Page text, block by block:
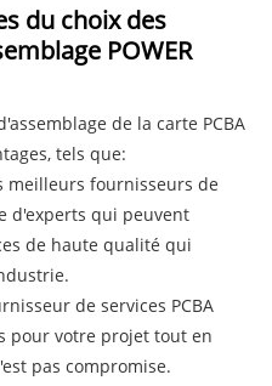
du choix des
POWER
de la carte PCBA
tels que:
meilleurs fournisseurs de
d'experts qui peuvent
de haute qualité qui
de services PCBA
pour votre projet tout en
pas compromise.